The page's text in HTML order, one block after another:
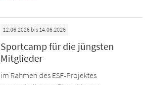
12.06.2026 bis 14.06.2026
Sportcamp für die jüngsten
Mitglieder
im Rahmen des ESF-Projektes